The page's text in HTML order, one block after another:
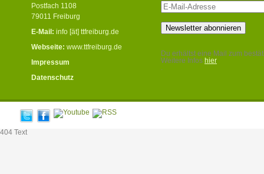
Postfach 1108
79011 Freiburg
E-Mail: info [ät] ttfreiburg.de
Webseite: www.ttfreiburg.de
Impressum
Datenschutz
Du erhältst eine Mail zum
Weitere Infos hier
.
404 Text